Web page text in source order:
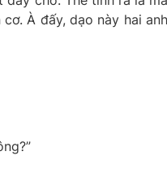
À đấy, dạo này hai